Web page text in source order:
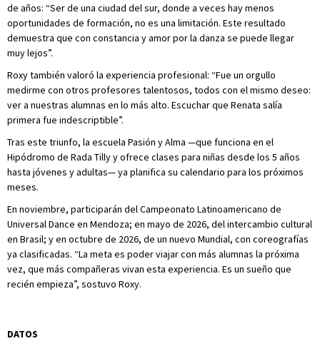
de años: “Ser de una ciudad del sur, donde a veces hay menos
oportunidades de formación, no es una limitación. Este resultado
demuestra que con constancia y amor por la danza se puede llegar
muy lejos”.
Roxy también valoró la experiencia profesional: “Fue un orgullo
medirme con otros profesores talentosos, todos con el mismo deseo:
ver a nuestras alumnas en lo más alto. Escuchar que Renata salía
primera fue indescriptible”.
Tras este triunfo, la escuela Pasión y Alma —que funciona en el
Hipódromo de Rada Tilly y ofrece clases para niñas desde los 5 años
hasta jóvenes y adultas— ya planifica su calendario para los próximos
meses.
En noviembre, participarán del Campeonato Latinoamericano de
Universal Dance en Mendoza; en mayo de 2026, del intercambio cultural
en Brasil; y en octubre de 2026, de un nuevo Mundial, con coreografías
ya clasificadas. “La meta es poder viajar con más alumnas la próxima
vez, que más compañeras vivan esta experiencia. Es un sueño que
recién empieza”, sostuvo Roxy.
DATOS